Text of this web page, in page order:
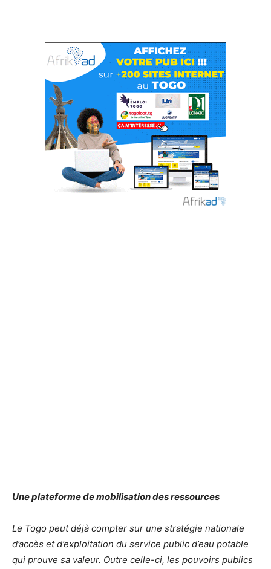
Une plateforme de mobilisation des ressources
Le Togo peut déjà compter sur une stratégie nationale
d’accès et d’exploitation du service public d’eau potable
qui prouve sa valeur. Outre celle-ci, les pouvoirs publics